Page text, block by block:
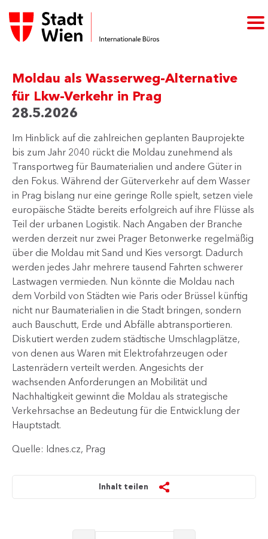
Moldau als Wasserweg-Alternative
für Lkw-Verkehr in Prag
28.5.2026
Im Hinblick auf die zahlreichen geplanten Bauprojekte
bis zum Jahr 2040 rückt die Moldau zunehmend als
Transportweg für Baumaterialien und andere Güter in
den Fokus. Während der Güterverkehr auf dem Wasser
in Prag bislang nur eine geringe Rolle spielt, setzen viele
europäische Städte bereits erfolgreich auf ihre Flüsse als
Teil der urbanen Logistik. Nach Angaben der Branche
werden derzeit nur zwei Prager Betonwerke regelmäßig
über die Moldau mit Sand und Kies versorgt. Dadurch
werden jedes Jahr mehrere tausend Fahrten schwerer
Lastwagen vermieden. Nun könnte die Moldau nach
dem Vorbild von Städten wie Paris oder Brüssel künftig
nicht nur Baumaterialien in die Stadt bringen, sondern
auch Bauschutt, Erde und Abfälle abtransportieren.
Diskutiert werden zudem städtische Umschlagplätze,
von denen aus Waren mit Elektrofahrzeugen oder
Lastenrädern verteilt werden. Angesichts der
wachsenden Anforderungen an Mobilität und
Nachhaltigkeit gewinnt die Moldau als strategische
Verkehrsachse an Bedeutung für die Entwicklung der
Hauptstadt.
Quelle: Idnes.cz, Prag
Inhalt teilen